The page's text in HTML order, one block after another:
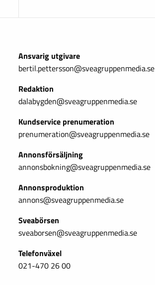
Ansvarig utgivare
bertil.pettersson@sveagruppenmedia.se
Redaktion
dalabygden@sveagruppenmedia.se
Kundservice prenumeration
prenumeration@sveagruppenmedia.se
Annonsförsäljning
annonsbokning@sveagruppenmedia.se
Annonsproduktion
annons@sveagruppenmedia.se
Sveabörsen
sveaborsen@sveagruppenmedia.se
Telefonväxel
021-470 26 00